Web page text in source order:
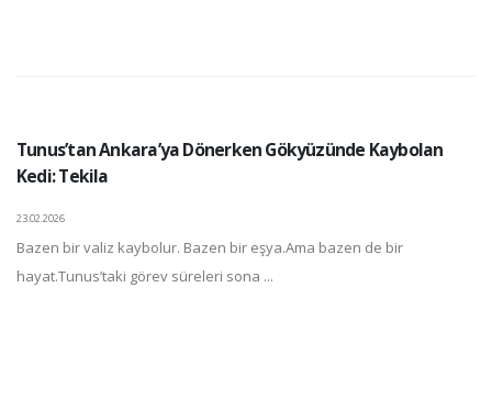
Tunus’tan Ankara’ya Dönerken Gökyüzünde Kaybolan
Kedi: Tekila
23.02.2026
Bazen bir valiz kaybolur. Bazen bir eşya.Ama bazen de bir
hayat.Tunus’taki görev süreleri sona ...